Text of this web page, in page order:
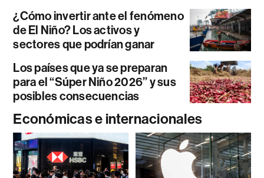
¿Cómo invertir ante el fenómeno
de El Niño? Los activos y
sectores que podrían ganar
Los países que ya se preparan
para el “Súper Niño 2026” y sus
posibles consecuencias
Económicas e internacionales